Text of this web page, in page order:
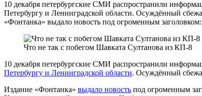
10 декабря петербургские СМИ распространили
Петербургу и Ленинградской области. Осуждённый
«Фонтанка» выдало новость под огроменным
Что не так с побегом Шавката Султанова из КП-8
10 декабря петербургские СМИ распространили
Петербургу и Ленинградской области. Осуждённый
Издание «Фонтанка» выдало новость под огроменным